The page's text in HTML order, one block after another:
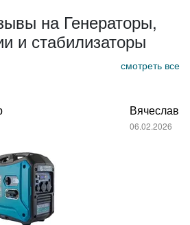
на Генераторы,
и стабилизаторы
смотреть все
Вячеслав
06.02.2026